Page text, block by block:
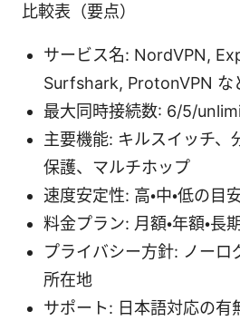
比較表（要点）
サービス名: NordVPN,
Surfshark, ProtonVPN な
最大同時接続数: 6/5/
主要機能: キルスイッチ、
保護、マルチホップ
速度安定性: 高・中・低の目
料金プラン: 月額・年額・長
プライバシー方針: ノーロ
所在地
サポート: 日本語対応の有